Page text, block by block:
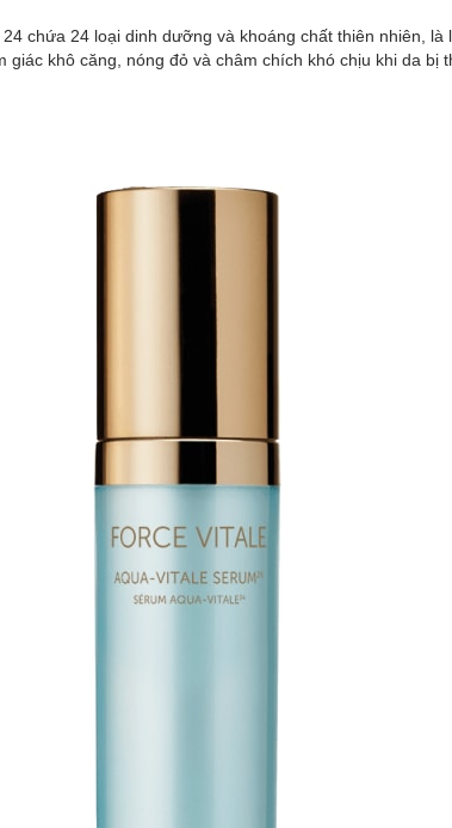
chứa 24 loại dinh dưỡng và khoáng chất thiên nhiên,
khô căng, nóng đỏ và châm chích khó chịu khi da